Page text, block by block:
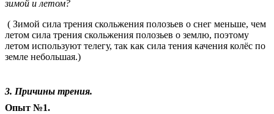
зимой и летом?
( Зимой сила трения скольжения полозьев о снег меньше, чем
летом сила трения скольжения полозьев о землю, поэтому
летом используют телегу, так как сила тения качения колёс по
земле небольшая.)
3. Причины трения.
Опыт №1.